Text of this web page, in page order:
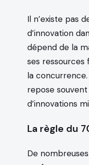
Il n’existe pas
d’innovation
dépend de la
ses ressources
la
repose
d’innovations
La règle du
De